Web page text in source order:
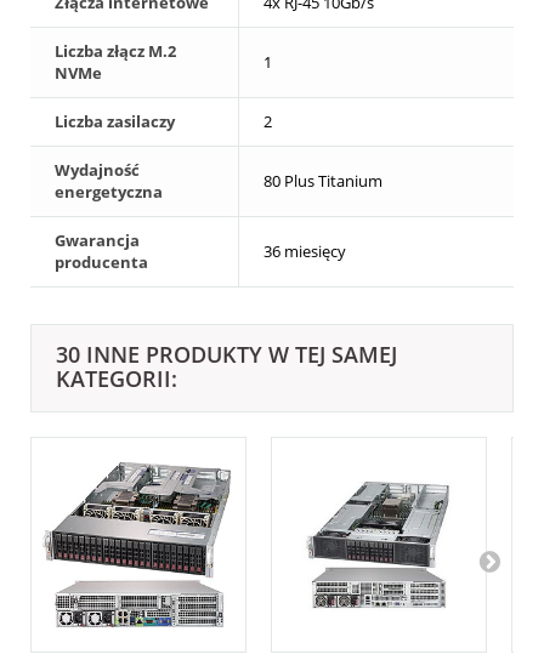
Liczba złącz M.2
NVMe
1
Liczba zasilaczy 2
Wydajność
energetyczna
80 Plus Titanium
Gwarancja
producenta
36 miesięcy
30 INNE PRODUKTY W TEJ SAMEJ
KATEGORII: